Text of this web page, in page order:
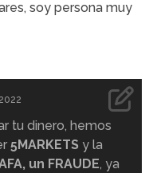
soy persona muy
tu dinero, hemos
5MARKETS y la
un FRAUDE, ya